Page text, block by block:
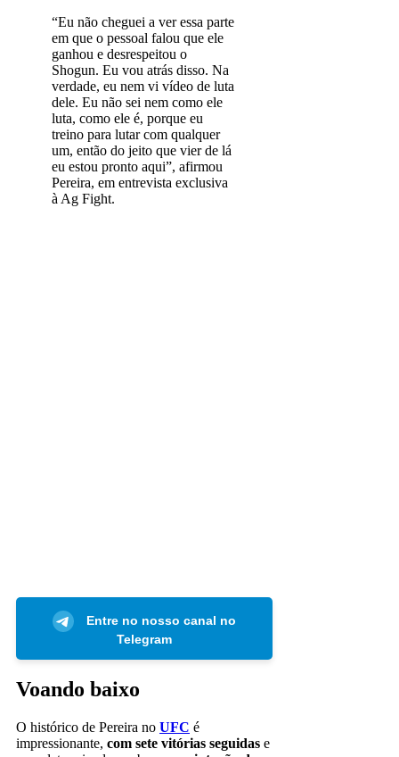
“Eu não cheguei a ver essa parte
em que o pessoal falou que ele
ganhou e desrespeitou o
Shogun. Eu vou atrás disso. Na
verdade, eu nem vi vídeo de luta
dele. Eu não sei nem como ele
luta, como ele é, porque eu
treino para lutar com qualquer
um, então do jeito que vier de lá
eu estou pronto aqui”, afirmou
Pereira, em entrevista exclusiva
à Ag Fight.
Entre no nosso canal no
Telegram
Voando baixo
O histórico de Pereira no UFC é
impressionante, com sete vitórias seguidas e